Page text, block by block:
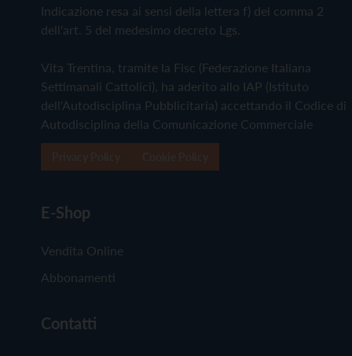
Indicazione resa ai sensi della lettera f) del comma 2
dell'art. 5 del medesimo decreto Lgs.
Vita Trentina, tramite la Fisc (Federazione Italiana
Settimanali Cattolici), ha aderito allo IAP (Istituto
dell'Autodisciplina Pubblicitaria) accettando il Codice di
Autodisciplina della Comunicazione Commerciale
E-Shop
Vendita Online
Abbonamenti
Contatti